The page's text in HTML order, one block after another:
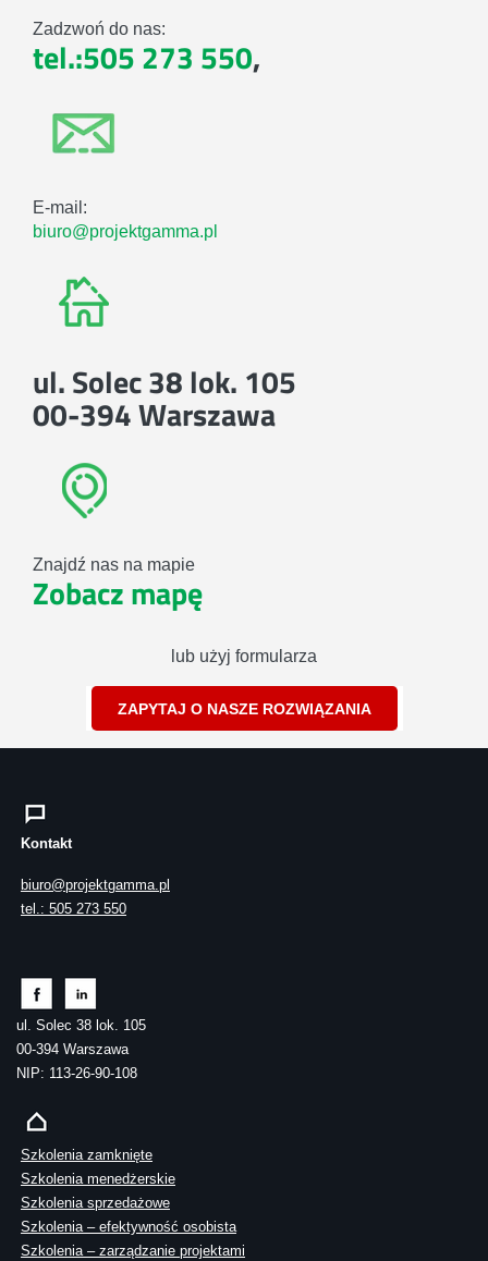
Zadzwoń do nas:
tel.:505 273 550,
E-mail:
biuro@projektgamma.pl
ul. Solec 38 lok. 105
00-394 Warszawa
Znajdź nas na mapie
Zobacz mapę
lub użyj formularza
ZAPYTAJ O NASZE ROZWIĄZANIA
Kontakt
biuro@projektgamma.pl
tel.: 505 273 550
ul. Solec 38 lok. 105
00-394 Warszawa
NIP: 113-26-90-108
Szkolenia zamknięte
Szkolenia menedżerskie
Szkolenia sprzedażowe
Szkolenia – efektywność osobista
Szkolenia – zarządzanie projektami